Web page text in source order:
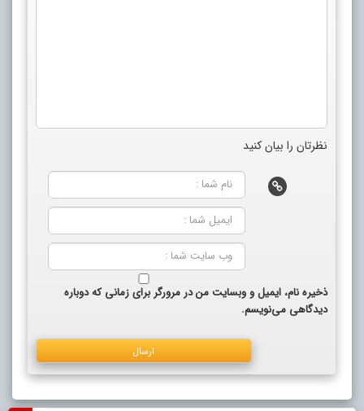
نظرتان را بیان کنید
ذخیره نام، ایمیل و وبسایت من در مرورگر برای زمانی که دوباره
دیدگاهی می‌نویسم.